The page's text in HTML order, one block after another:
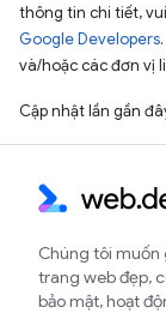
thông tin chi tiết,
Google Developers
và/hoặc các đơn vị
Cập nhật lần gần
Chúng tôi muốn
trang web đẹp,
bảo mật, hoạt